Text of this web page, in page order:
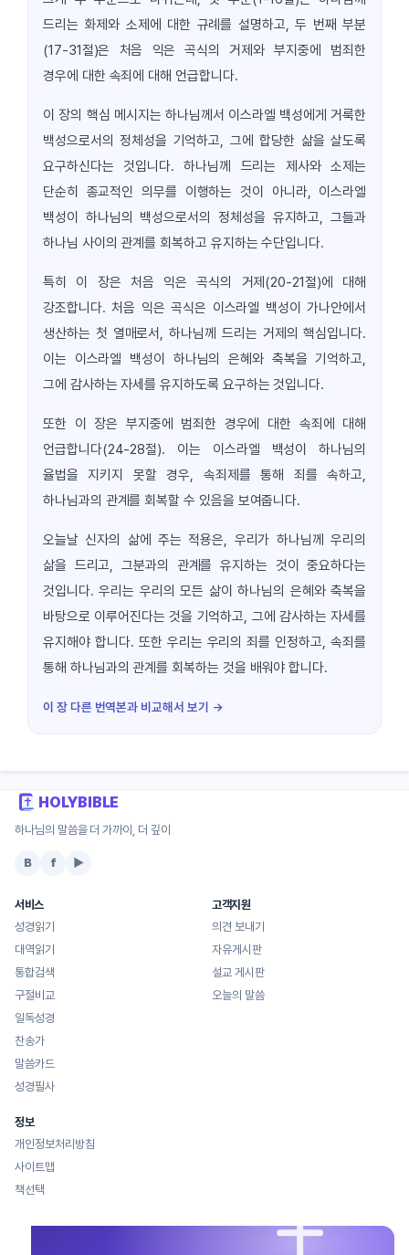
드리는 화제와 소제에 대한 규례를 설명하고, 두 번째 부분
(17-31절)은 처음 익은 곡식의 거제와 부지중에 범죄한
경우에 대한 속죄에 대해 언급합니다.
이 장의 핵심 메시지는 하나님께서 이스라엘 백성에게 거룩한
백성으로서의 정체성을 기억하고, 그에 합당한 삶을 살도록
요구하신다는 것입니다. 하나님께 드리는 제사와 소제는
단순히 종교적인 의무를 이행하는 것이 아니라, 이스라엘
백성이 하나님의 백성으로서의 정체성을 유지하고, 그들과
하나님 사이의 관계를 회복하고 유지하는 수단입니다.
특히 이 장은 처음 익은 곡식의 거제(20-21절)에 대해
강조합니다. 처음 익은 곡식은 이스라엘 백성이 가나안에서
생산하는 첫 열매로서, 하나님께 드리는 거제의 핵심입니다.
이는 이스라엘 백성이 하나님의 은혜와 축복을 기억하고,
그에 감사하는 자세를 유지하도록 요구하는 것입니다.
또한 이 장은 부지중에 범죄한 경우에 대한 속죄에 대해
언급합니다(24-28절). 이는 이스라엘 백성이 하나님의
율법을 지키지 못할 경우, 속죄제를 통해 죄를 속하고,
하나님과의 관계를 회복할 수 있음을 보여줍니다.
오늘날 신자의 삶에 주는 적용은, 우리가 하나님께 우리의
삶을 드리고, 그분과의 관계를 유지하는 것이 중요하다는
것입니다. 우리는 우리의 모든 삶이 하나님의 은혜와 축복을
바탕으로 이루어진다는 것을 기억하고, 그에 감사하는 자세를
유지해야 합니다. 또한 우리는 우리의 죄를 인정하고, 속죄를
통해 하나님과의 관계를 회복하는 것을 배워야 합니다.
이 장 다른 번역본과 비교해서 보기 →
HOLYBIBLE
하나님의 말씀을 더 가까이, 더 깊이
B f ▶
서비스
성경읽기
대역읽기
통합검색
구절비교
일독성경
찬송가
말씀카드
성경필사
고객지원
의견 보내기
자유게시판
설교 게시판
오늘의 말씀
정보
개인정보처리방침
사이트맵
책선택